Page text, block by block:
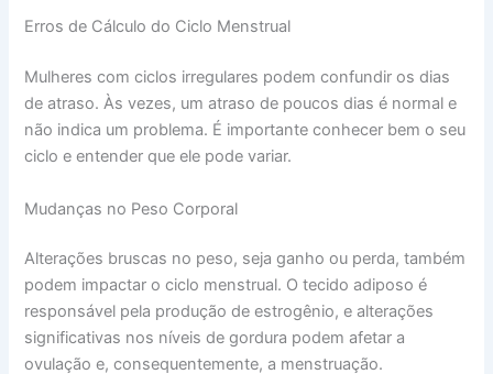
Erros de Cálculo do Ciclo Menstrual
Mulheres com ciclos irregulares podem confundir os dias
de atraso. Às vezes, um atraso de poucos dias é normal e
não indica um problema. É importante conhecer bem o seu
ciclo e entender que ele pode variar.
Mudanças no Peso Corporal
Alterações bruscas no peso, seja ganho ou perda, também
podem impactar o ciclo menstrual. O tecido adiposo é
responsável pela produção de estrogênio, e alterações
significativas nos níveis de gordura podem afetar a
ovulação e, consequentemente, a menstruação.